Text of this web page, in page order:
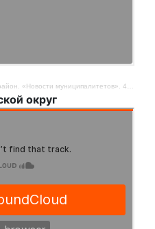
«Новости муниципалитетов». 4 августа
округ